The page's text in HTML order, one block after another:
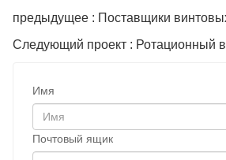
Имя
Почтовый ящик